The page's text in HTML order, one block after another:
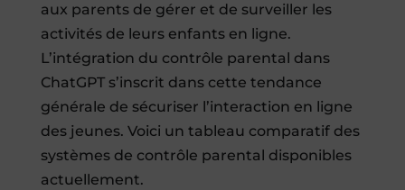
aux parents de gérer et de surveiller les
activités de leurs enfants en ligne.
L’intégration du contrôle parental dans
ChatGPT s’inscrit dans cette tendance
générale de sécuriser l’interaction en ligne
des jeunes. Voici un tableau comparatif des
systèmes de contrôle parental disponibles
actuellement.